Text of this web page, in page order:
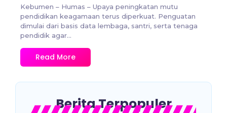
Kebumen – Humas – Upaya peningkatan mutu
pendidikan keagamaan terus diperkuat. Penguatan
dimulai dari basis data lembaga, santri, serta tenaga
pendidik agar...
Read More
Berita Terpopuler